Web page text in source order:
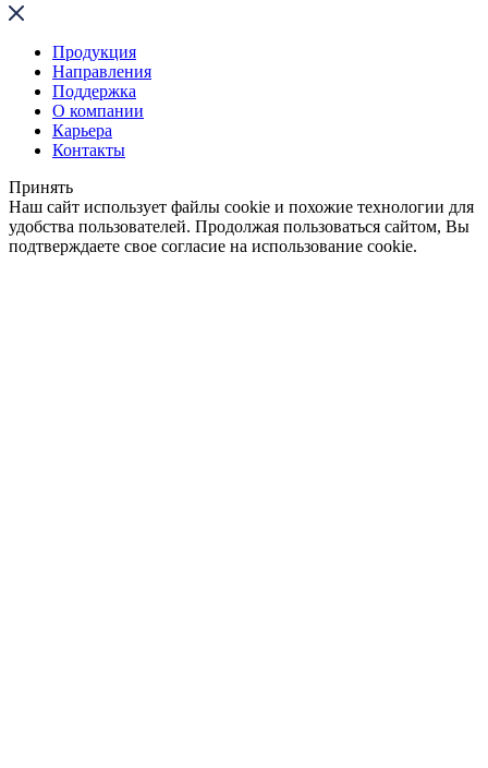
Продукция
Направления
Поддержка
О компании
Карьера
Контакты
Принять
Наш сайт использует файлы cookie и похожие технологии для
удобства пользователей. Продолжая пользоваться сайтом, Вы
подтверждаете свое согласие на использование cookie.